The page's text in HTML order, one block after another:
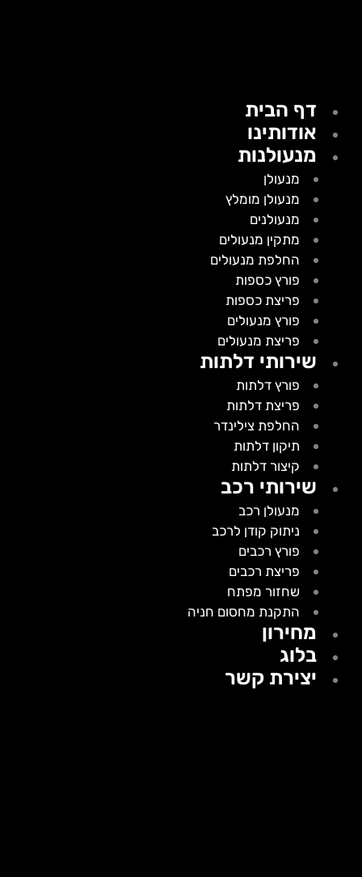
דף הבית
אודותינו
מנעולנות
מנעולן
מנעולן מומלץ
מנעולנים
מתקין מנעולים
החלפת מנעולים
פורץ כספות
פריצת כספות
פורץ מנעולים
פריצת מנעולים
שירותי דלתות
פורץ דלתות
פריצת דלתות
החלפת צילינדר
תיקון דלתות
קיצור דלתות
שירותי רכב
מנעולן רכב
ניתוק קודן לרכב
פורץ רכבים
פריצת רכבים
שחזור מפתח
התקנת מחסום חניה
מחירון
בלוג
יצירת קשר